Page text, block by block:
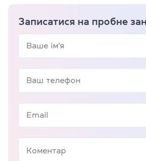
Записатися на пробне